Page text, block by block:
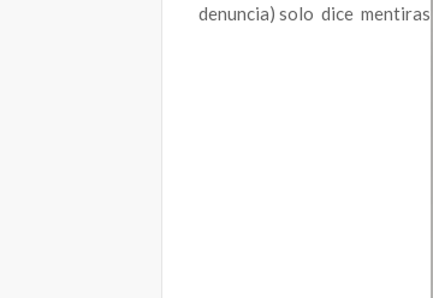
denuncia) solo dice mentiras